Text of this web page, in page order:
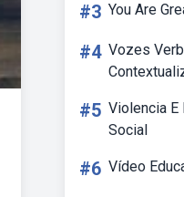
#3 You Are
#4 Vozes
#5 Violencia E
Social
#6 Vídeo